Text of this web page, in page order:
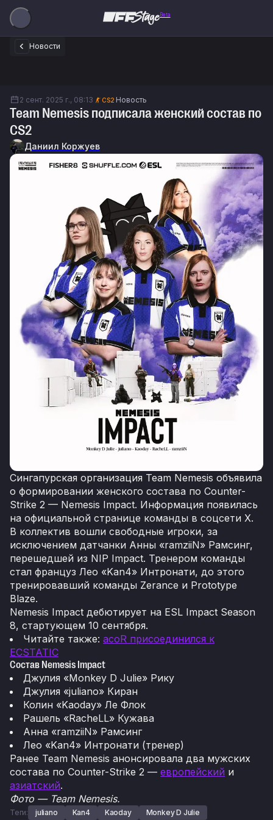
Beta
Новости
2 сент. 2025 г., 08:13 CS2 Новость
Team Nemesis подписала женский состав по
CS2
Даниил Коржуев
Сингапурская организация Team Nemesis объявила
о формировании женского состава по Counter-
Strike 2 — Nemesis Impact. Информация появилась
на официальной странице команды в соцсети X.
В коллектив вошли свободные игроки, за
исключением датчанки Анны «ramziiN» Рамсинг,
перешедшей из NIP Impact. Тренером команды
стал француз Леo «Kan4» Интронати, до этого
тренировавший команды Zerance и Prototype
Blaze.
Nemesis Impact дебютирует на ESL Impact Season
8, стартующем 10 сентября.
Читайте также: acoR присоединился к
ECSTATIC
Состав Nemesis Impact
Джулия «Monkey D Julie» Рику
Джулия «juliano» Киран
Колин «Kaoday» Ле Флок
Рашель «RacheLL» Кужава
Анна «ramziiN» Рамсинг
Леo «Kan4» Интронати (тренер)
Ранее Team Nemesis анонсировала два мужских
состава по Counter-Strike 2 — европейский и
азиатский.
Фото — Team Nemesis.
Теги: juliano Kan4 Kaoday
Monkey D Julie